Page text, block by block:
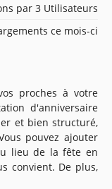
par 3 Utilisateurs
ce mois-ci
proches à votre
d'anniversaire
et bien structuré,
pouvez ajouter
lieu de la fête en
convient. De plus,